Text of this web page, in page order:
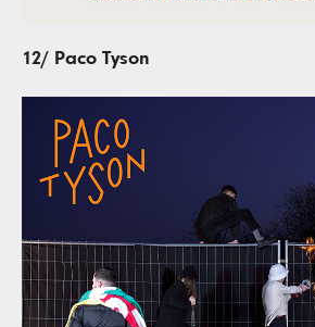
12/ Paco Tyson